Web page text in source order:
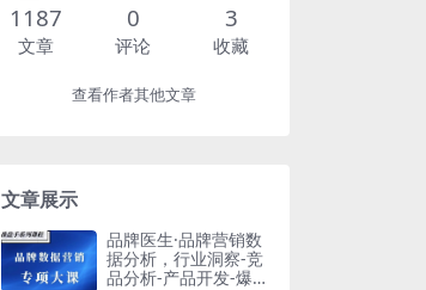
1187
文章
0
评论
3
收藏
查看作者其他文章
文章展示
品牌医生·品牌营销数
据分析，行业洞察-竞
品分析-产品开发-爆